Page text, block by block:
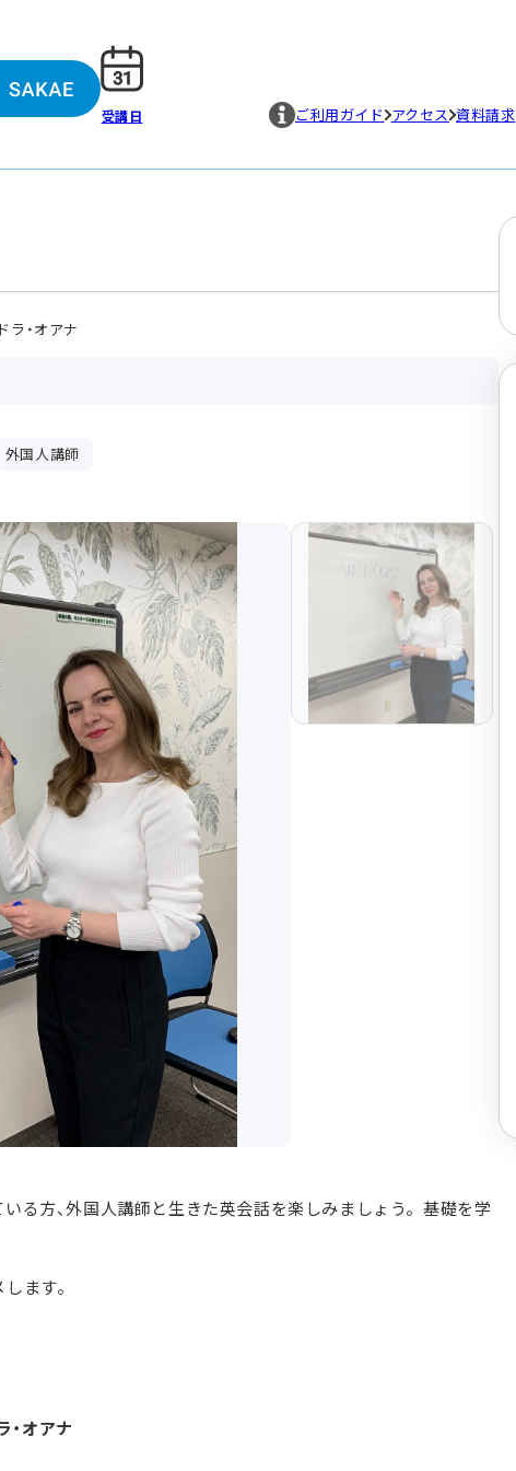
受講日 ご利用ガイド アクセス 資料請求
ラ・オアナ
外国人講師
る方、外国人講師と生きた英会話を楽しみましょう。基礎を学
ます。
・オアナ